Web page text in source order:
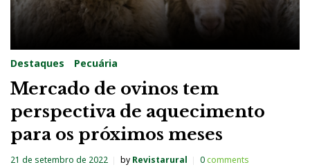
Destaques Pecuária
Mercado de ovinos tem
perspectiva de aquecimento
para os próximos meses
21 de setembro de 2022 by Revistarural 0comments